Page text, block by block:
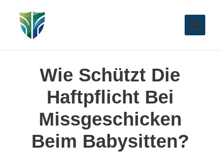
Wie Schützt Die
Haftpflicht Bei
Missgeschicken
Beim Babysitten?